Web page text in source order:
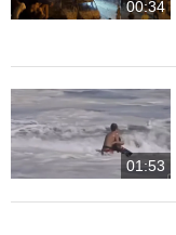
00:34
01:53